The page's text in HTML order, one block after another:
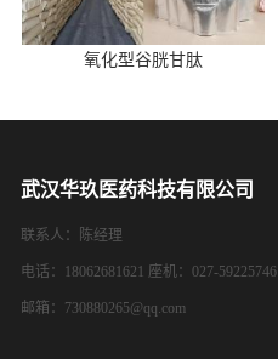
氧化型谷胱甘肽
武汉华玖医药科技有限公司
联系人：陈经理
电话：18062681621 座机：027-59225746
邮箱： 730880265@qq.com